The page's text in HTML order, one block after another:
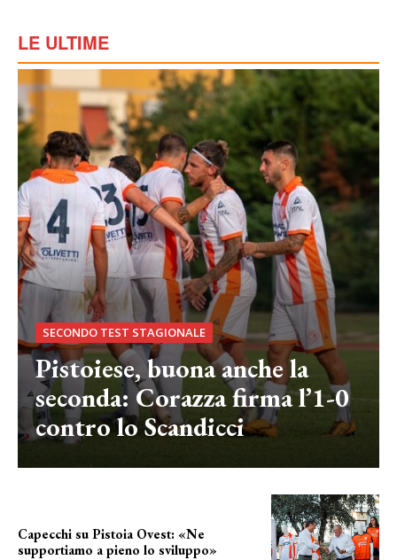
LE ULTIME
SECONDO TEST STAGIONALE
Pistoiese, buona anche la
seconda: Corazza firma l’1-0
contro lo Scandicci
Capecchi su Pistoia Ovest: «Ne
supportiamo a pieno lo sviluppo»